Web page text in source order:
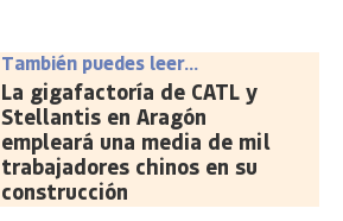
También puedes leer...
La gigafactoría de CATL y
Stellantis en Aragón
empleará una media de mil
trabajadores chinos en su
construcción